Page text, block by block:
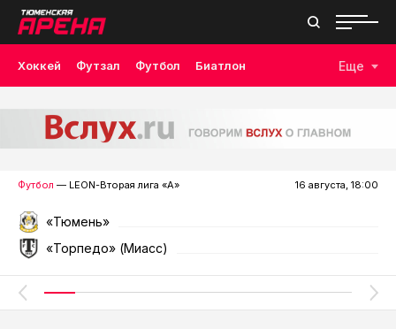
Хоккей Футзал Футбол Биатлон Еще
Футбол — LEON-Вторая лига «А» 16 августа, 18:00
«Тюмень»
«Торпедо» (Миасс)